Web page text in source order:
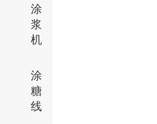
涂
浆
机
涂
糖
线